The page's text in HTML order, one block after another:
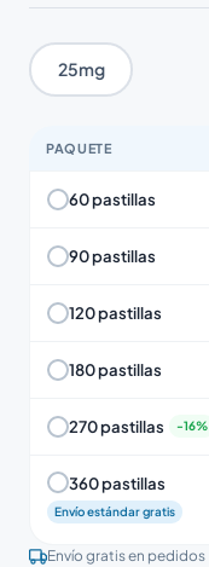
25mg
PAQUETE
60 pastillas
90 pastillas
120 pastillas
180 pastillas
270 pastillas
360 pastillas
Envío estándar gratis
Envío gratis en pedidos